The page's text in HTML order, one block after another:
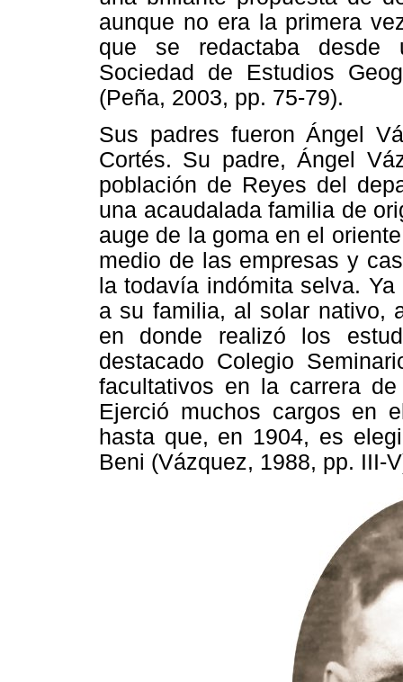
aunque no era la primera
que se redactaba desde
Sociedad de Estudios
(Peña, 2003, pp. 75-79).
Sus padres fueron Ángel
Cortés. Su padre, Ángel
población de Reyes del
una acaudalada familia de
auge de la goma en el
medio de las empresas y
la todavía indómita selva.
a su familia, al solar nativo,
en donde realizó los
destacado Colegio
facultativos en la carrera
Ejerció muchos cargos en
hasta que, en 1904, es
Beni (Vázquez, 1988, pp. III-